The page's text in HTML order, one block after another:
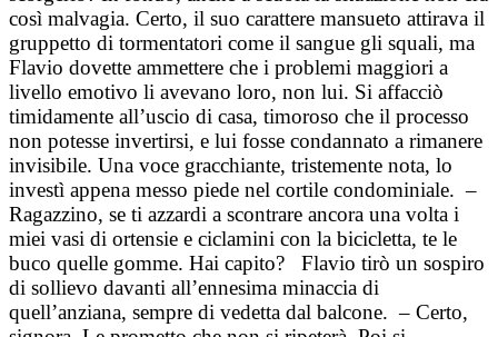
così malvagia. Certo, il suo carattere mansueto attirava il
gruppetto di tormentatori come il sangue gli squali, ma
Flavio dovette ammettere che i problemi maggiori a
livello emotivo li avevano loro, non lui. Si affacciò
timidamente all’uscio di casa, timoroso che il processo
non potesse invertirsi, e lui fosse condannato a rimanere
invisibile. Una voce gracchiante, tristemente nota, lo
investì appena messo piede nel cortile condominiale. –
Ragazzino, se ti azzardi a scontrare ancora una volta i
miei vasi di ortensie e ciclamini con la bicicletta, te le
buco quelle gomme. Hai capito? Flavio tirò un sospiro
di sollievo davanti all’ennesima minaccia di
quell’anziana, sempre di vedetta dal balcone. – Certo,